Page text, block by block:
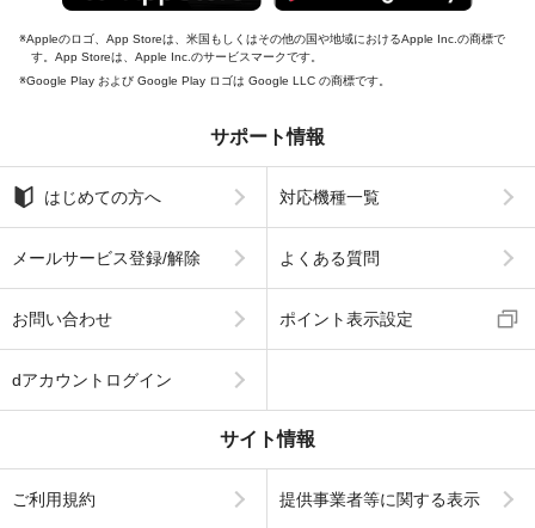
Appleのロゴ、App Storeは、米国もしくはその他の国や地域におけるApple Inc.の商標で
す。App Storeは、Apple Inc.のサービスマークです。
Google Play および Google Play ロゴは Google LLC の商標です。
サポート情報
はじめての方へ 対応機種一覧
メールサービス登録/解除 よくある質問
お問い合わせ ポイント表示設定
dアカウントログイン
サイト情報
ご利用規約 提供事業者等に関する表示